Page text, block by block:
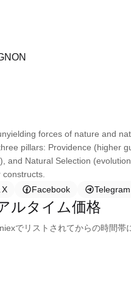
forces of nature and
pillars: Providence (higher
and Natural Selection
X Facebook Telegram
ルタイム価格
でリストされてからの時間